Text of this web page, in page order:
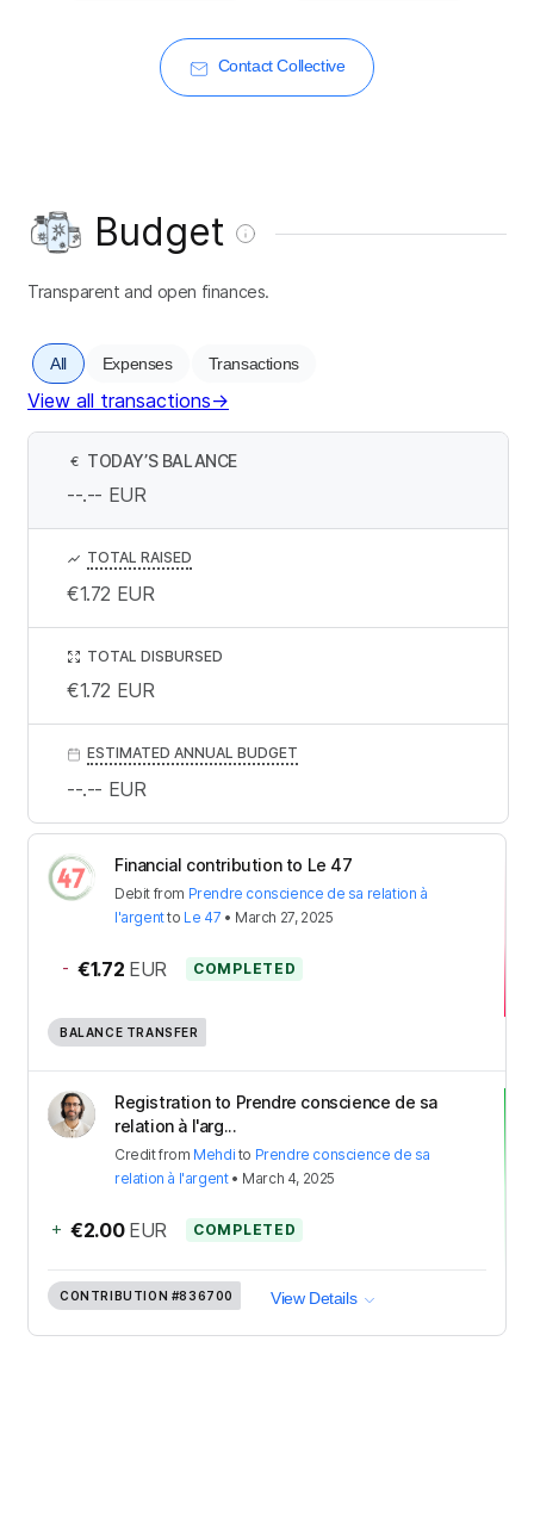
Contact Collective
Budget
Transparent and open finances.
All Expenses Transactions
View all transactions→
Financial contribution to Le 47
Debit from Prendre conscience de sa relation à
l'argentto Le 47 • March 27, 2025
- €1.72 EUR COMPLETED
BALANCE TRANSFER
Registration to Prendre conscience de sa
relation à l'arg...
Creditfrom Mehdi to Prendre conscience de sa
relation à l'argent• March 4, 2025
+ €2.00 EUR COMPLETED
CONTRIBUTION #836700 View Details
€ TODAY’S BALANCE
--.-- EUR
TOTAL RAISED
€1.72 EUR
TOTAL DISBURSED
€1.72 EUR
ESTIMATED ANNUAL BUDGET
--.-- EUR